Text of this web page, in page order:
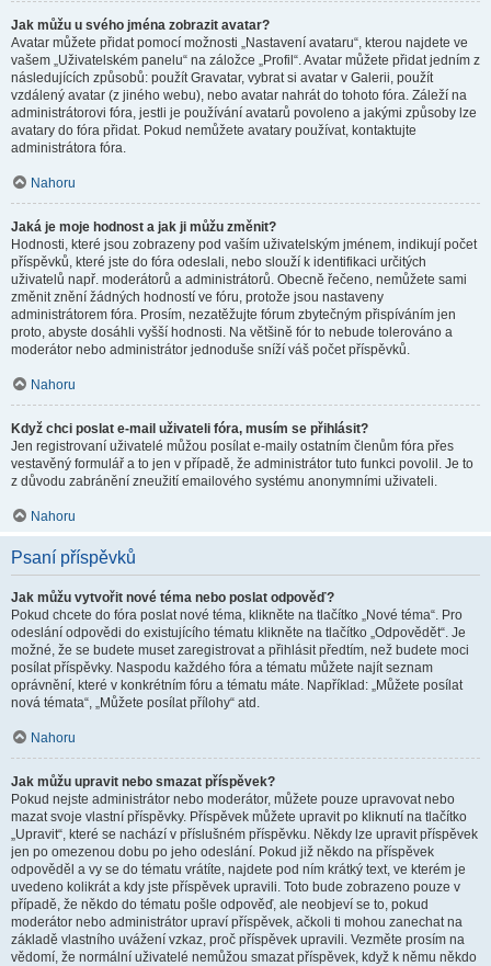
Jak můžu u svého jména zobrazit avatar?
Avatar můžete přidat pomocí možnosti „Nastavení avataru“, kterou najdete ve
vašem „Uživatelském panelu“ na záložce „Profil“. Avatar můžete přidat jedním z
následujících způsobů: použít Gravatar, vybrat si avatar v Galerii, použít
vzdálený avatar (z jiného webu), nebo avatar nahrát do tohoto fóra. Záleží na
administrátorovi fóra, jestli je používání avatarů povoleno a jakými způsoby lze
avatary do fóra přidat. Pokud nemůžete avatary používat, kontaktujte
administrátora fóra.
Nahoru
Jaká je moje hodnost a jak ji můžu změnit?
Hodnosti, které jsou zobrazeny pod vaším uživatelským jménem, indikují počet
příspěvků, které jste do fóra odeslali, nebo slouží k identifikaci určitých
uživatelů např. moderátorů a administrátorů. Obecně řečeno, nemůžete sami
změnit znění žádných hodností ve fóru, protože jsou nastaveny
administrátorem fóra. Prosím, nezatěžujte fórum zbytečným přispíváním jen
proto, abyste dosáhli vyšší hodnosti. Na většině fór to nebude tolerováno a
moderátor nebo administrátor jednoduše sníží váš počet příspěvků.
Nahoru
Když chci poslat e-mail uživateli fóra, musím se přihlásit?
Jen registrovaní uživatelé můžou posílat e-maily ostatním členům fóra přes
vestavěný formulář a to jen v případě, že administrátor tuto funkci povolil. Je to
z důvodu zabránění zneužití emailového systému anonymními uživateli.
Nahoru
Psaní příspěvků
Jak můžu vytvořit nové téma nebo poslat odpověď?
Pokud chcete do fóra poslat nové téma, klikněte na tlačítko „Nové téma“. Pro
odeslání odpovědi do existujícího tématu klikněte na tlačítko „Odpovědět“. Je
možné, že se budete muset zaregistrovat a přihlásit předtím, než budete moci
posílat příspěvky. Naspodu každého fóra a tématu můžete najít seznam
oprávnění, které v konkrétním fóru a tématu máte. Například: „Můžete posílat
nová témata“, „Můžete posílat přílohy“ atd.
Nahoru
Jak můžu upravit nebo smazat příspěvek?
Pokud nejste administrátor nebo moderátor, můžete pouze upravovat nebo
mazat svoje vlastní příspěvky. Příspěvek můžete upravit po kliknutí na tlačítko
„Upravit“, které se nachází v příslušném příspěvku. Někdy lze upravit příspěvek
jen po omezenou dobu po jeho odeslání. Pokud již někdo na příspěvek
odpověděl a vy se do tématu vrátíte, najdete pod ním krátký text, ve kterém je
uvedeno kolikrát a kdy jste příspěvek upravili. Toto bude zobrazeno pouze v
případě, že někdo do tématu pošle odpověď, ale neobjeví se to, pokud
moderátor nebo administrátor upraví příspěvek, ačkoli ti mohou zanechat na
základě vlastního uvážení vzkaz, proč příspěvek upravili. Vezměte prosím na
vědomí, že normální uživatelé nemůžou smazat příspěvek, když k němu někdo